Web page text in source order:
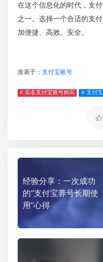
在这个信息化的时代，支
之一。选择一个合适的支
加便捷、高效、安全。
发表于： 支付宝账号
# 实名支付宝账号购买 # 支付
经验分享：一次成功
的“支付宝养号长期使
用”心得